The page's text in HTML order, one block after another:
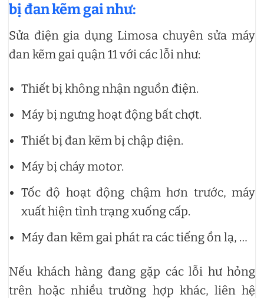
bị đan kẽm gai như:
Sửa điện gia dụng Limosa chuyên sửa máy
đan kẽm gai quận 11 với các lỗi như:
Thiết bị không nhận nguồn điện.
Máy bị ngưng hoạt động bất chợt.
Thiết bị đan kẽm bị chập điện.
Máy bị cháy motor.
Tốc độ hoạt động chậm hơn trước, máy
xuất hiện tình trạng xuống cấp.
Máy đan kẽm gai phát ra các tiếng ồn lạ, …
Nếu khách hàng đang gặp các lỗi hư hỏng
trên hoặc nhiều trường hợp khác, liên hệ